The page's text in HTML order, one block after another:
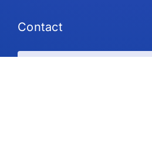
Contact